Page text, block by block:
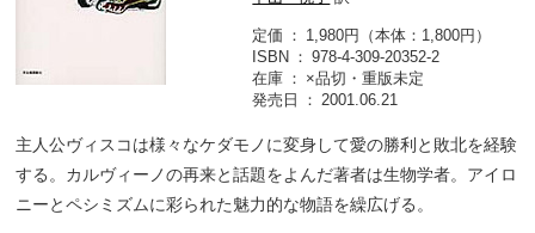
定価
1,980円（本体：1,800円）
ISBN
978-4-309-20352-2
在庫
×品切・重版未定
発売日
2001.06.21
主人公ヴィスコは様々なケダモノに変身して愛の勝利と敗北を経験
する。カルヴィーノの再来と話題をよんだ著者は生物学者。アイロ
ニーとペシミズムに彩られた魅力的な物語を繰広げる。